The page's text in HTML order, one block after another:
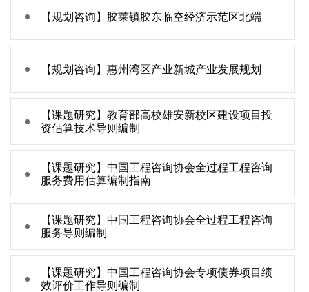
【规划咨询】胶莱镇胶东临空经济示范区北端
【规划咨询】惠州湾区产业新城产业发展规划
【课题研究】教育部高校雄安新校区建设项目投
资估算技术导则编制
【课题研究】中国工程咨询协会全过程工程咨询
服务费用估算编制指南
【课题研究】中国工程咨询协会全过程工程咨询
服务导则编制
【课题研究】中国工程咨询协会专项债券项目绩
效评价工作导则编制